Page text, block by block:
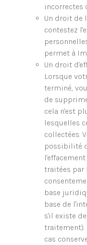
incorrectes
Un droit de
contestez
permet à
Un droit
Lorsque
terminé,
de
cela n'est
lesquelles
collectées.
possibilité
traitées par
base
base de
s'il existe
traitement).
cas